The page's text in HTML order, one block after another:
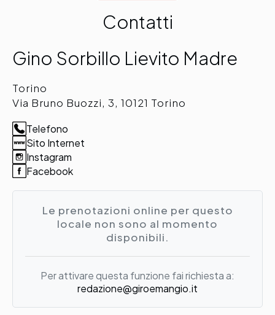
Contatti
Gino Sorbillo Lievito Madre
Torino
Via Bruno Buozzi, 3, 10121 Torino
Telefono
Sito Internet
Instagram
Facebook
Le prenotazioni online per questo
locale non sono al momento
disponibili.
Per attivare questa funzione fai richiesta a:
redazione@giroemangio.it